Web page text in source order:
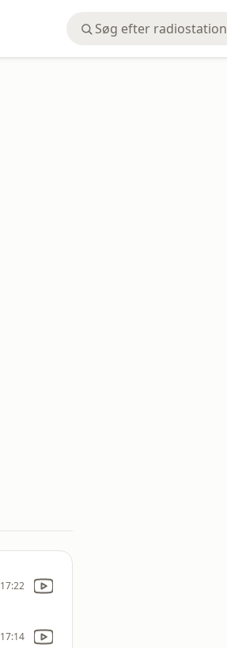
17:22
17:14